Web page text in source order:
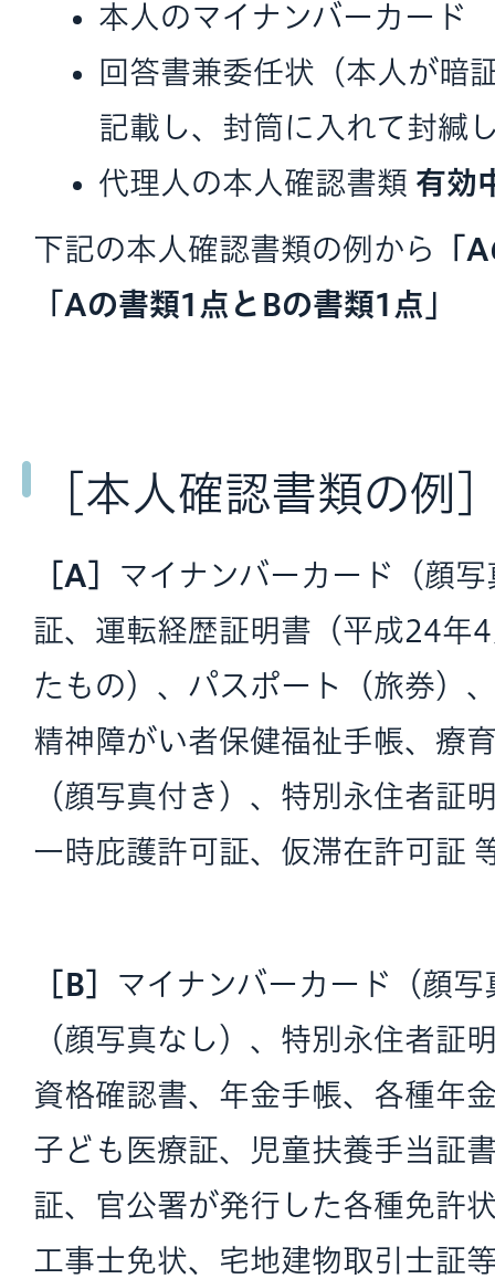
本人のマイナンバーカード
回答書兼委任状（本人が暗
記載し、封筒に入れて封緘
代理人の本人確認書類 有効
下記の本人確認書類の例から
「
「Aの書類1点とBの書類1点」
［本人確認書類の例
［A］
マイナンバーカード（顔
証、運転経歴証明書（平成24年
たもの）、パスポート（旅券）
精神障がい者保健福祉手帳、療
（顔写真付き）、特別永住者証
一時庇護許可証、仮滞在許可証
［B］
マイナンバーカード（顔
（顔写真なし）、特別永住者証
資格確認書、年金手帳、各種年
子ども医療証、児童扶養手当証
証、官公署が発行した各種免許
工事士免状、宅地建物取引士証